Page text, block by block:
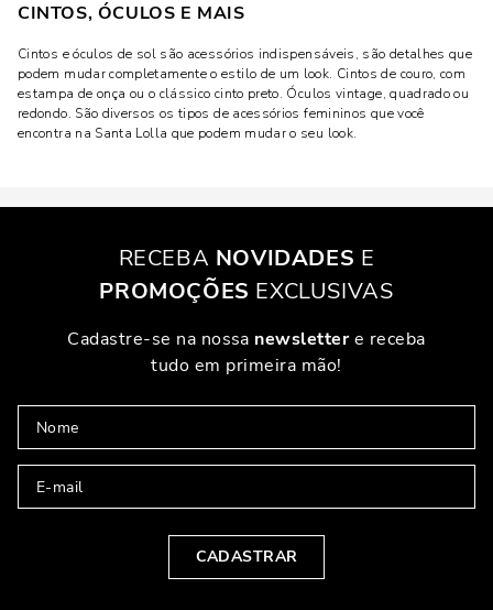
CINTOS, ÓCULOS E MAIS
Cintos e óculos de sol são acessórios indispensáveis, são detalhes que
podem mudar completamente o estilo de um look. Cintos de couro, com
estampa de onça ou o clássico cinto preto. Óculos vintage, quadrado ou
redondo. São diversos os tipos de acessórios femininos que você
encontra na Santa Lolla que podem mudar o seu look.
RECEBA NOVIDADES E
PROMOÇÕES EXCLUSIVAS
Cadastre-se na nossa newslettere receba
tudo em primeira mão!
CADASTRAR